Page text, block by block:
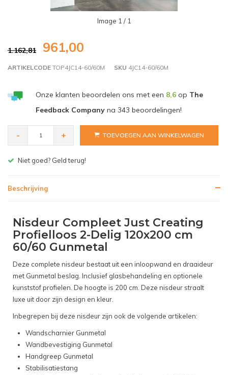
Image 1 / 1
1.162,81 961,00
ARTIKELCODE TOP4JC14-60/60M SKU 4JC14-60/60M
Onze klanten beoordelen ons met een 8,6op The
Feedback Companyna 343 beoordelingen!
- + TOEVOEGEN AAN WINKELWAGEN
Gratis bezorgen v.a. € 150,- (NL)
Beschrijving
Nisdeur Compleet Just Creating
Profielloos 2-Delig 120x200 cm
60/60 Gunmetal
Deze complete nisdeur bestaat uit een inloopwand en draaideur
met Gunmetal beslag. Inclusief glasbehandeling en optionele
kunststof profielen. De hoogte is 200 cm. Deze nisdeur straalt
luxe uit door zijn design en kleur.
Inbegrepen bij deze nisdeur zijn ook de volgende artikelen:
Wandscharnier Gunmetal
Wandbevestiging Gunmetal
Handgreep Gunmetal
Stabilisatiestang